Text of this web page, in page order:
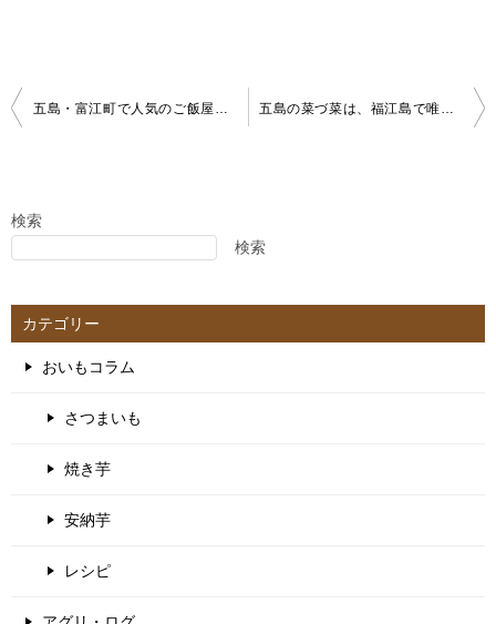
投
稿
ゲ
ョ
ン
検索
検索
カテゴリー
おいもコラム
さつまいも
焼き芋
安納芋
レシピ